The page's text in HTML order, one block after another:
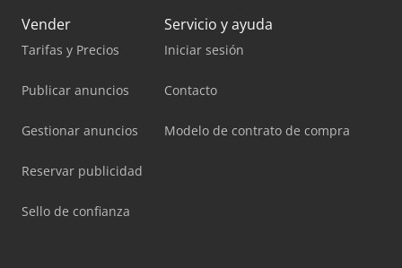
Vender
Tarifas y Precios
Publicar anuncios
Gestionar anuncios
Reservar publicidad
Sello de confianza
Servicio y ayuda
Iniciar sesión
Contacto
Modelo de contrato de compra